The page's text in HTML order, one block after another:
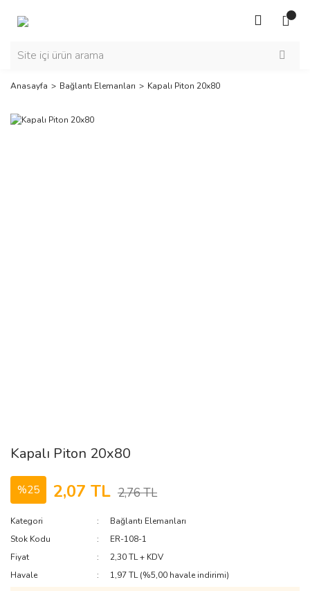
Anasayfa Bağlantı Elemanları Kapalı Piton 20x80
Kapalı Piton 20x80
%25 2,07 TL 2,76 TL
Kategori
Bağlantı Elemanları
Stok Kodu
ER-108-1
Fiyat
2,30 TL + KDV
Havale
1,97 TL (%5,00 havale indirimi)